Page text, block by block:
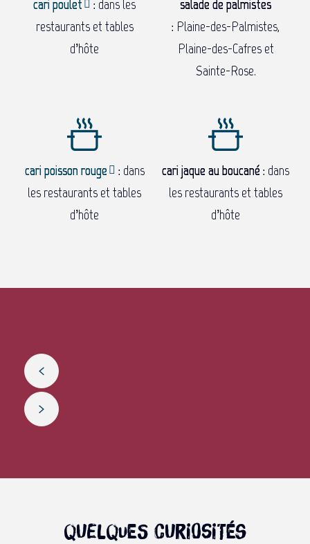
cari poulet : dans les
restaurants et tables
d’hôte
salade de palmistes
: Plaine-des-Palmistes,
Plaine-des-Cafres et
Sainte-Rose.
cari poisson rouge : dans
les restaurants et tables
d’hôte
cari jaque au boucané : dans
les restaurants et tables
d’hôte
Quelques curiosités